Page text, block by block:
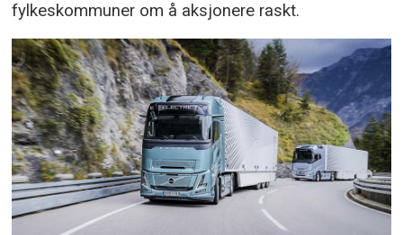
fylkeskommuner om å aksjonere raskt.